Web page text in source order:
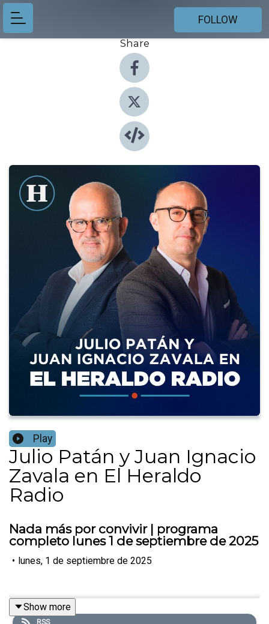
FOLLOW
Share
Play
Julio Patán y Juan Ignacio
Zavala en El Heraldo
Radio
Nada más por convivir | programa
completo lunes 1 de septiembre de 2025
• lunes, 1 de septiembre de 2025
Show more